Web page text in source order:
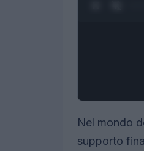
Nel mondo
supporto